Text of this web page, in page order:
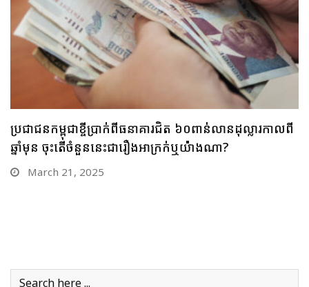
ចាយពេល ១០ឆ្នាំលើទឹកដីកម្ពុជា គ្រឹះស្ថានមីក្រូហិរញ្ញវត្ថុ ប៊ែមប៊ូ
ហ្វាយនែន កើនផលប័ត្រឥណទានច្រើនជាង ៣០លានដុល្លារ
February 14, 2025